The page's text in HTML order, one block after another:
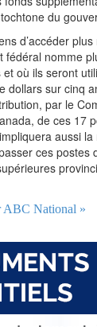
du
d’accéder
fédéral nomme
où ils seront
dollars sur cinq
par le
de ces 17
aussi
ces postes
ABC National »